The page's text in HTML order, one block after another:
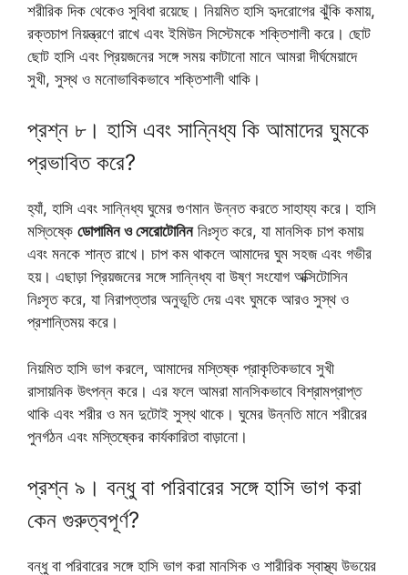
শরীরিক দিক থেকেও সুবিধা রয়েছে। নিয়মিত হাসি হৃদরোগের ঝুঁকি কমায়,
রক্তচাপ নিয়ন্ত্রণে রাখে এবং ইমিউন সিস্টেমকে শক্তিশালী করে। ছোট
ছোট হাসি এবং প্রিয়জনের সঙ্গে সময় কাটানো মানে আমরা দীর্ঘমেয়াদে
সুখী, সুস্থ ও মনোভাবিকভাবে শক্তিশালী থাকি।
প্রশ্ন ৮। হাসি এবং সান্নিধ্য কি আমাদের ঘুমকে
প্রভাবিত করে?
হ্যাঁ, হাসি এবং সান্নিধ্য ঘুমের গুণমান উন্নত করতে সাহায্য করে। হাসি
মস্তিষ্কে ডোপামিন ও সেরোটোনিননিঃসৃত করে, যা মানসিক চাপ কমায়
এবং মনকে শান্ত রাখে। চাপ কম থাকলে আমাদের ঘুম সহজ এবং গভীর
হয়। এছাড়া প্রিয়জনের সঙ্গে সান্নিধ্য বা উষ্ণ সংযোগ অক্সিটোসিন
নিঃসৃত করে, যা নিরাপত্তার অনুভূতি দেয় এবং ঘুমকে আরও সুস্থ ও
প্রশান্তিময় করে।
নিয়মিত হাসি ভাগ করলে, আমাদের মস্তিষ্ক প্রাকৃতিকভাবে সুখী
রাসায়নিক উৎপন্ন করে। এর ফলে আমরা মানসিকভাবে বিশ্রামপ্রাপ্ত
থাকি এবং শরীর ও মন দুটোই সুস্থ থাকে। ঘুমের উন্নতি মানে শরীরের
পুনর্গঠন এবং মস্তিষ্কের কার্যকারিতা বাড়ানো।
প্রশ্ন ৯। বন্ধু বা পরিবারের সঙ্গে হাসি ভাগ করা
কেন গুরুত্বপূর্ণ?
বন্ধু বা পরিবারের সঙ্গে হাসি ভাগ করা মানসিক ও শারীরিক স্বাস্থ্য উভয়ের